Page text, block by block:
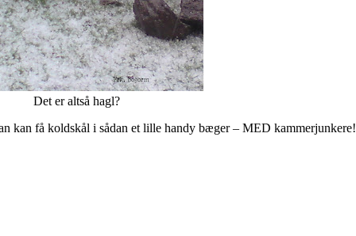
Det er altså hagl?
kan få koldskål i sådan et lille handy bæger – MED kammerjunkere!